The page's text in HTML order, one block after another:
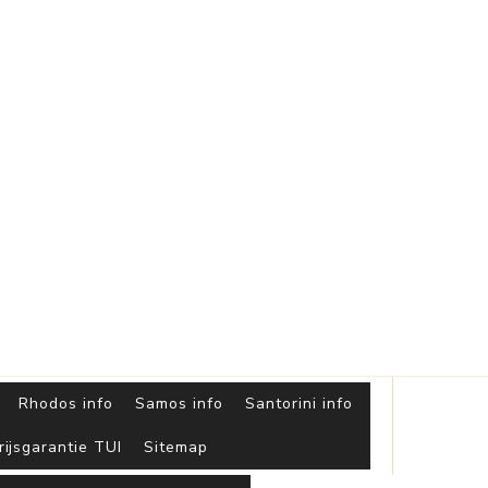
Rhodos info Samos info Santorini info
TUI Sitemap